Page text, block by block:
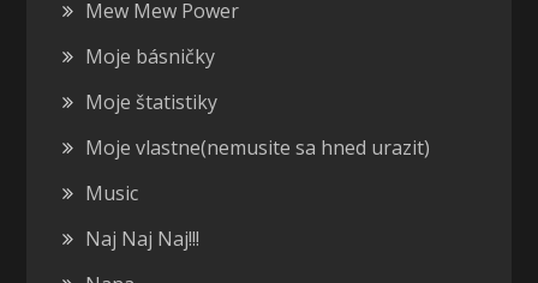
Mew Mew Power
Moje básničky
Moje štatistiky
Moje vlastne(nemusite sa hned urazit)
Music
Naj Naj Naj!!!